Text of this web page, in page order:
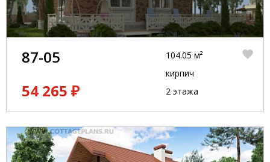
87-05
54 265 ₽
104.05 м²
кирпич
2 этажа